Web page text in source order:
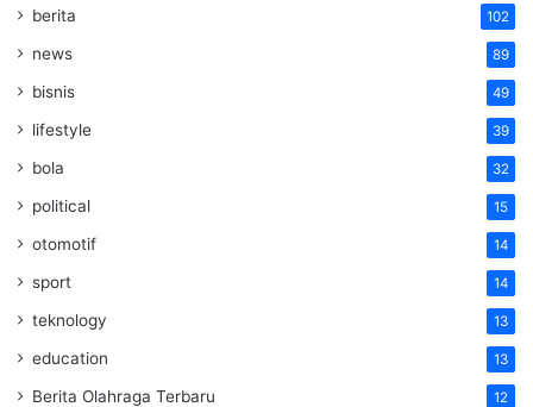
berita 102
news 89
bisnis 49
lifestyle 39
bola 32
political 15
otomotif 14
sport 14
teknology 13
education 13
Berita Olahraga Terbaru 12